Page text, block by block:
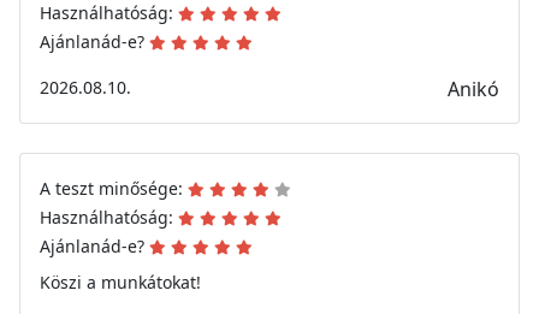
Használhatóság:
Ajánlanád-e?
2026.08.10.
Anikó
A teszt minősége:
Használhatóság:
Ajánlanád-e?
Köszi a munkátokat!